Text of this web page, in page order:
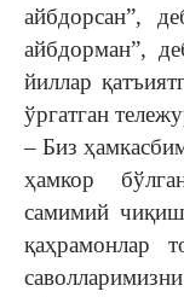
айбдорсан”,
айбдорман”,
йиллар
ўргатган
– Биз
ҳамкор
самимий
қаҳрамонлар